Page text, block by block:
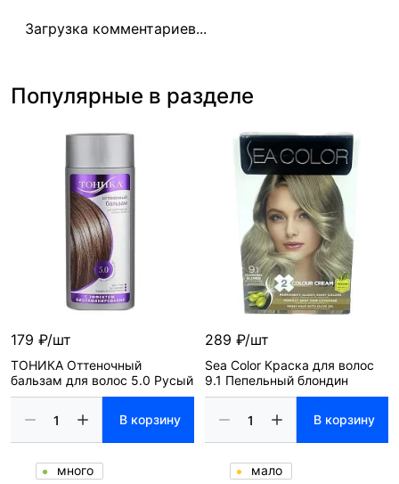
Загрузка комментариев...
Популярные в разделе
179 ₽/шт
ТОНИКА Оттеночный
бальзам для волос 5.0 Русый
В корзину
много
289 ₽/шт
Sea Color Краска для волос
9.1 Пепельный блондин
В корзину
мало